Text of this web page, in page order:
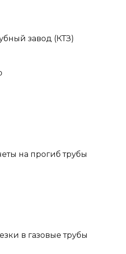
завод (КТЗ)
на прогиб трубы
в газовые трубы